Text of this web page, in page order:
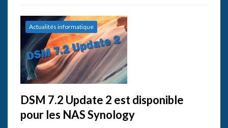
Actualités informatique
DSM 7.2 Update 2 est disponible
pour les NAS Synology